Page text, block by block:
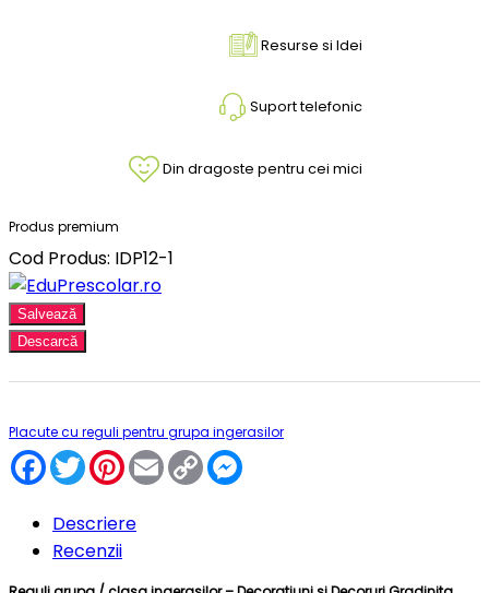
Resurse si Idei
Suport telefonic
Din dragoste pentru cei mici
Produs premium
Cod Produs: IDP12-1
Salvează
Descarcă
Placute cu reguli pentru grupa ingerasilor
Facebook
TwitterPinterest
EmailCopy
Link
Descriere
Recenzii